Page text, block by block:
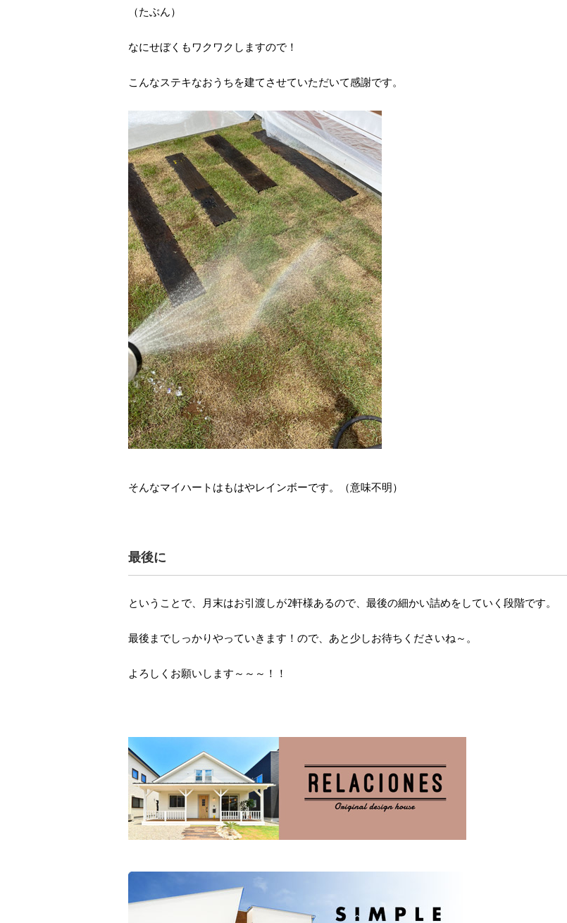
（たぶん）
なにせぼくもワクワクしますので！
こんなステキなおうちを建てさせていただいて感謝です。
そんなマイハートはもはやレインボーです。（意味不明）
最後に
ということで、月末はお引渡しが2軒様あるので、最後の細かい詰めをしていく段階です。
最後までしっかりやっていきます！ので、あと少しお待ちくださいね～。
よろしくお願いします～～～！！